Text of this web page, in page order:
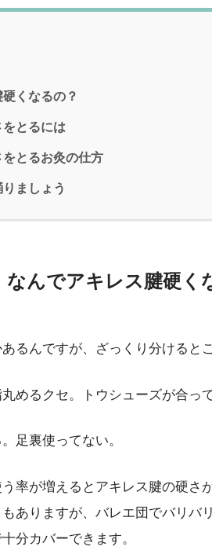
くなるの？
とるには
とるお灸の仕方
ましょう
なんでアキレス腱硬く
るんですが、ざっくり分けると
めるクセ。トウシューズが合っ
足裏使ってない。
率が増えるとアキレス腱の硬さ
ありますが、バレエ団でバリバ
分カバーできます。